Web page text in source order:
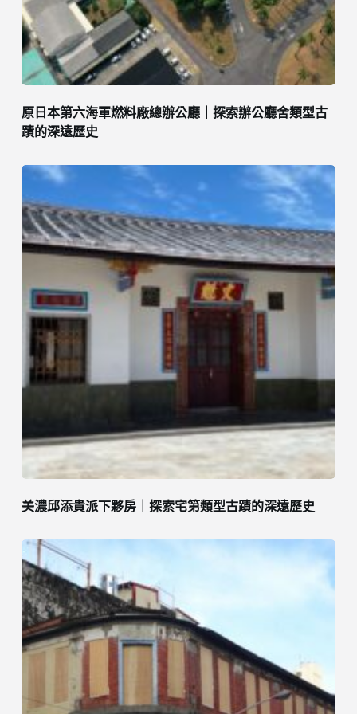
原日本第六海軍燃料廠總辦公廳｜探索辦公廳舍類型古
蹟的深遠歷史
美濃邱添貴派下夥房｜探索宅第類型古蹟的深遠歷史